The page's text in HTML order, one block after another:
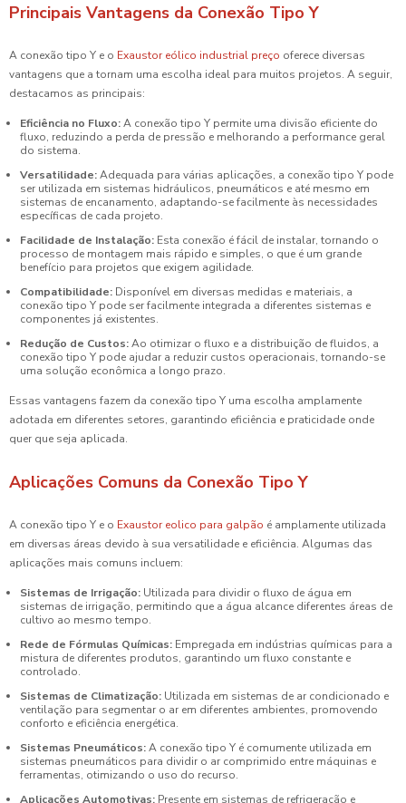
Principais Vantagens da Conexão Tipo Y
A conexão tipo Y e o Exaustor eólico industrial preço oferece diversas
vantagens que a tornam uma escolha ideal para muitos projetos. A seguir,
destacamos as principais:
Eficiência no Fluxo:A conexão tipo Y permite uma divisão eficiente do
fluxo, reduzindo a perda de pressão e melhorando a performance geral
do sistema.
Versatilidade:Adequada para várias aplicações, a conexão tipo Y pode
ser utilizada em sistemas hidráulicos, pneumáticos e até mesmo em
sistemas de encanamento, adaptando-se facilmente às necessidades
específicas de cada projeto.
Facilidade de Instalação: Esta conexão é fácil de instalar, tornando o
processo de montagem mais rápido e simples, o que é um grande
benefício para projetos que exigem agilidade.
Compatibilidade: Disponível em diversas medidas e materiais, a
conexão tipo Y pode ser facilmente integrada a diferentes sistemas e
componentes já existentes.
Redução de Custos:Ao otimizar o fluxo e a distribuição de fluidos, a
conexão tipo Y pode ajudar a reduzir custos operacionais, tornando-se
uma solução econômica a longo prazo.
Essas vantagens fazem da conexão tipo Y uma escolha amplamente
adotada em diferentes setores, garantindo eficiência e praticidade onde
quer que seja aplicada.
Aplicações Comuns da Conexão Tipo Y
A conexão tipo Y e o Exaustor eolico para galpão é amplamente utilizada
em diversas áreas devido à sua versatilidade e eficiência. Algumas das
aplicações mais comuns incluem:
Sistemas de Irrigação: Utilizada para dividir o fluxo de água em
sistemas de irrigação, permitindo que a água alcance diferentes áreas de
cultivo ao mesmo tempo.
Rede de Fórmulas Químicas: Empregada em indústrias químicas para a
mistura de diferentes produtos, garantindo um fluxo constante e
controlado.
Sistemas de Climatização: Utilizada em sistemas de ar condicionado e
ventilação para segmentar o ar em diferentes ambientes, promovendo
conforto e eficiência energética.
Sistemas Pneumáticos:A conexão tipo Y é comumente utilizada em
sistemas pneumáticos para dividir o ar comprimido entre máquinas e
ferramentas, otimizando o uso do recurso.
Aplicações Automotivas: Presente em sistemas de refrigeração e